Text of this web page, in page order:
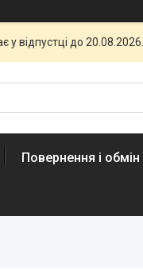
у відпустці до 20.08.2026.
Повернення і обмін